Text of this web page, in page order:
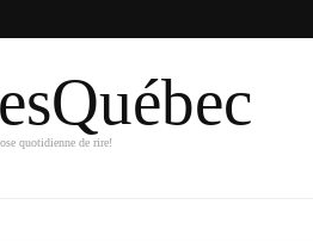
quotidienne de rire!